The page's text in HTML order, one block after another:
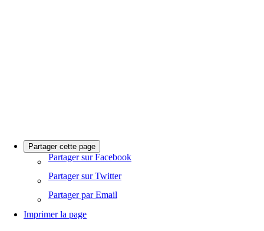
Partager cette page
Partager sur Facebook
Partager sur Twitter
Partager par Email
Imprimer la page